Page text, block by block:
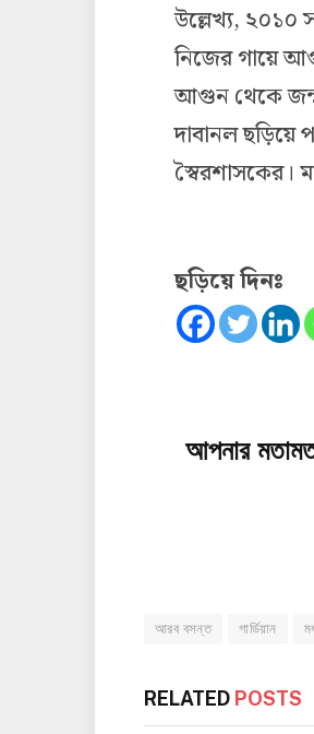
উল্লেখ্য, ২০১০
নিজের গায়ে
আগুন থেকে
দাবানল ছড়িয়ে
স্বৈরশাসকের।
ছড়িয়ে দিনঃ
আপনার
আরব বসন্ত গার্ডিয়ান
RELATED POSTS